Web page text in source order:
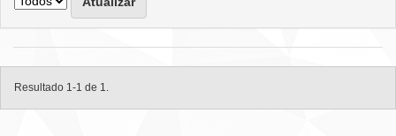
Resultado 1-1 de 1.